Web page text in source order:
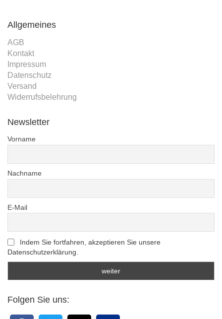
Allgemeines
AGB
Kontakt
Impressum
Datenschutz
Versand
Widerrufsbelehrung
Newsletter
Vorname
Nachname
E-Mail
Indem Sie fortfahren, akzeptieren Sie unsere
Datenschutzerklärung.
Folgen Sie uns: